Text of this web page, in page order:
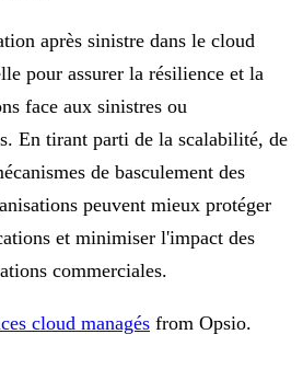
après sinistre dans le cloud
pour assurer la résilience et la
face aux sinistres ou
En tirant parti de la scalabilité, de
de basculement des
peuvent mieux protéger
et minimiser l'impact des
commerciales.
cloud managés from Opsio.